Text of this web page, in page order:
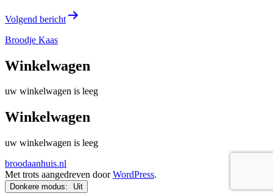
Volgend bericht
Broodje Kaas
Winkelwagen
uw winkelwagen is leeg
Winkelwagen
uw winkelwagen is leeg
broodaanhuis.nl
Met trots aangedreven doorWordPress.
Donkere modus: